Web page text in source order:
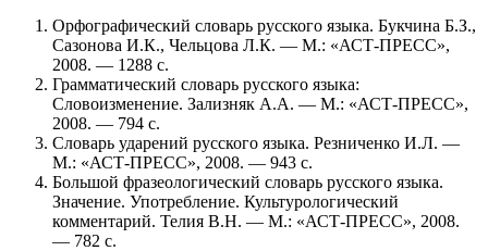
Орфографический словарь русского языка. Букчина Б.З.,
Сазонова И.К., Чельцова Л.К. — М.: «АСТ-ПРЕСС»,
2008. — 1288 с.
Грамматический словарь русского языка:
Словоизменение. Зализняк А.А. — М.: «АСТ-ПРЕСС»,
2008. — 794 с.
Словарь ударений русского языка. Резниченко И.Л. —
М.: «АСТ-ПРЕСС», 2008. — 943 с.
Большой фразеологический словарь русского языка.
Значение. Употребление. Культурологический
комментарий. Телия В.Н. — М.: «АСТ-ПРЕСС», 2008.
— 782 с.